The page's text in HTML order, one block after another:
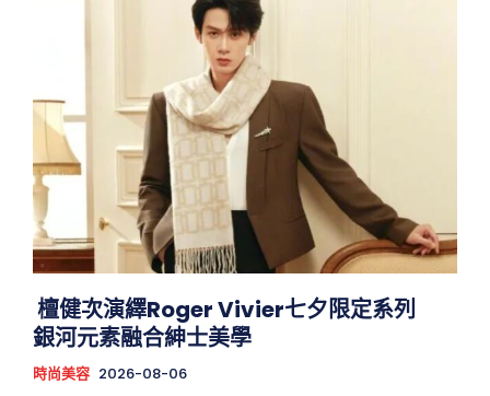
檀健次演繹Roger Vivier七夕限定系列
銀河元素融合紳士美學
時尚美容 2026-08-06